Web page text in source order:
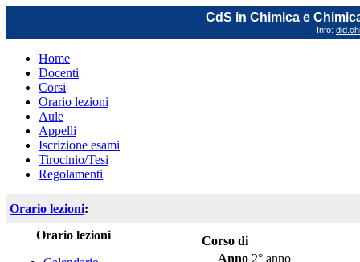
CdS in Chimica e
Info:
Home
Docenti
Corsi
Orario lezioni
Aule
Appelli
Iscrizione esami
Tirocinio/Tesi
Regolamenti
Orario lezioni:
Orario lezioni
Corso di
Anno 2° anno